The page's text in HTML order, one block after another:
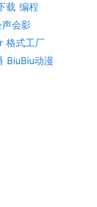
载 编程
声会影
格式工厂
BiuBiu动漫